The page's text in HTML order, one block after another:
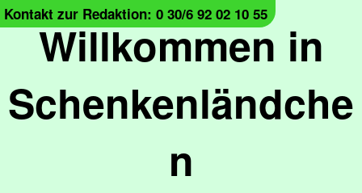
Willkommen in
Schenkenländche
n
Kontakt zur Redaktion: 0 30/6 92 02 10 55